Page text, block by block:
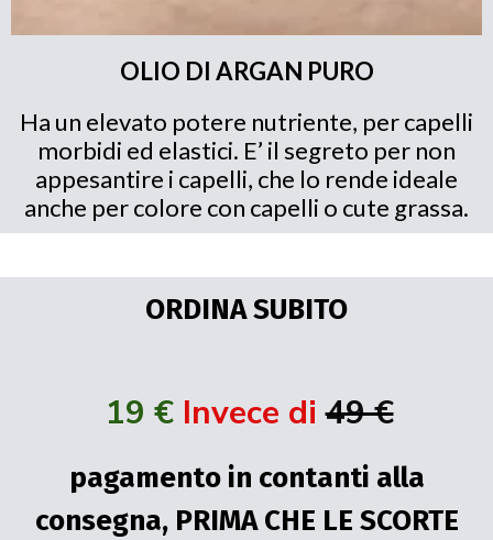
OLIO DI ARGAN PURO
Ha un elevato potere nutriente, per capelli
morbidi ed elastici. E’ il segreto per non
appesantire i capelli, che lo rende ideale
anche per colore con capelli o cute grassa.
ORDINA SUBITO
19 € Invece di49 €
pagamento in contanti alla
consegna, PRIMA CHE LE SCORTE